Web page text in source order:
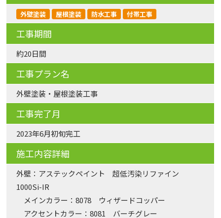
外壁塗装 屋根塗装 防水工事 付帯工事
工事期間
約20日間
工事プラン名
外壁塗装・屋根塗装工事
工事完了月
2023年6月初旬完工
施工内容詳細
外壁：アステックペイント 超低汚染リファイン
1000Si-IR
メインカラー：8078 ウィザードコッパー
アクセントカラー：8081 バーチグレー